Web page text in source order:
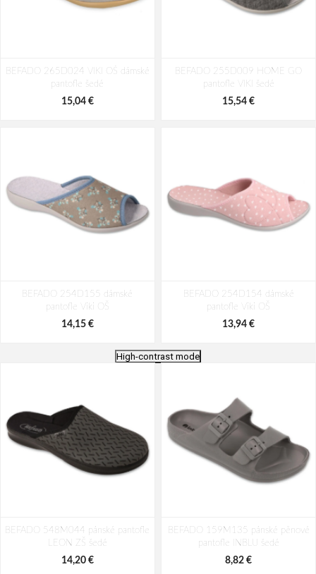
BEFADO 265D024 VIKI OŠ dámské
pantofle šedé
15,04 €
BEFADO 255D009 HOME GO
pantofle VIKI šedé
15,54 €
BEFADO 254D155 dámské
pantofle Viki OŠ
14,15 €
BEFADO 254D154 dámské
pantofle Viki OŠ
13,94 €
pantofle Viki korek
14,87 €
pantofle Viki korek
14,87 €
High-contrast mode
BEFADO 548M044 pánské pantofle
LEON ZŠ šedé
14,20 €
BEFADO 159M135 pánské pěnové
pantofle INBLU šedé
8,82 €